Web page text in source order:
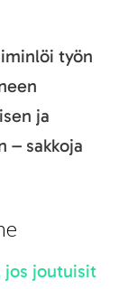
työn
ja
– sakkoja
jos joutuisit